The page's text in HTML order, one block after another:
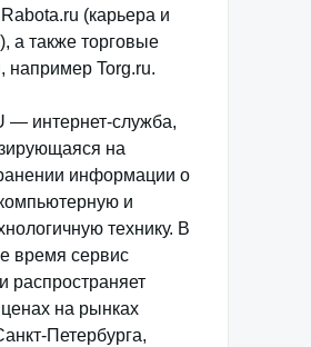
(карьера и
а также торговые
например Torg.ru.
— интернет-служба,
на
информации о
и
технику. В
время сервис
распространяет
на рынках
Петербурга,